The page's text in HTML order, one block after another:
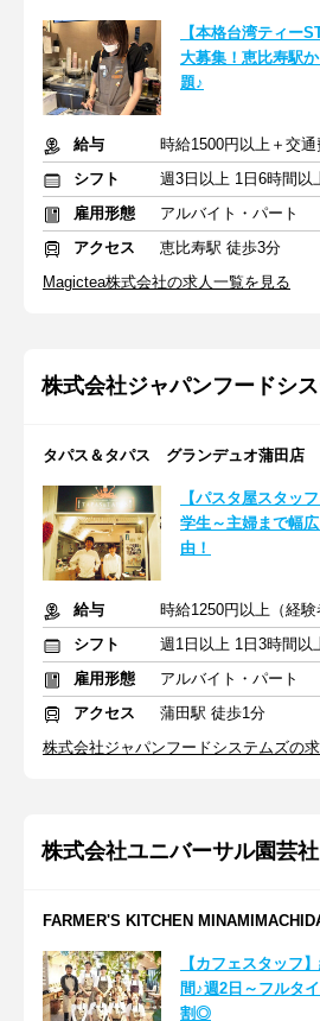
【本格台湾ティー
大募集！恵比寿駅
題♪
給与
時給1500円以上＋交
シフト
雇用形態
アルバイト・パート
アクセス
恵比寿駅 徒歩3分
Magictea株式会社の求人一覧を見る
株式会社ジャパンフードシ
タパス＆タパス グランデュオ蒲田店
【パスタ屋スタッ
学生～主婦まで幅
由！
給与
シフト
雇用形態
アルバイト・パート
アクセス
蒲田駅 徒歩1分
株式会社ジャパンフードシステムズの
株式会社ユニバーサル園芸社
FARMER'S KITCHEN
【カフェスタッフ
間♪週2日～フルタ
割◎